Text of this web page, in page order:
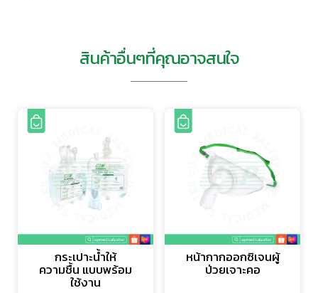
สินค้าอื่นๆที่คุณอาจสนใจ
กระเปาะน้ำให้
ความชื้น แบบพร้อม
ใช้งาน
หน้ากากออกซิเจนผู้
ป่วยเจาะคอ